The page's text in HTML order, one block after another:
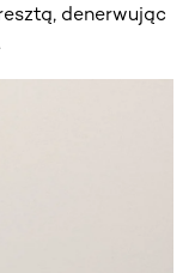
denerwując